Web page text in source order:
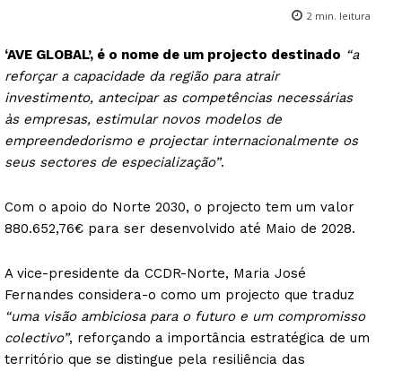
2 min. leitura
‘AVE GLOBAL’, é o nome de um projecto destinado “a
reforçar a capacidade da região para atrair
investimento, antecipar as competências necessárias
às empresas, estimular novos modelos de
empreendedorismo e projectar internacionalmente os
seus sectores de especialização”.
Com o apoio do Norte 2030, o projecto tem um valor
880.652,76€ para ser desenvolvido até Maio de 2028.
A vice-presidente da CCDR-Norte, Maria José
Fernandes considera-o como um projecto que traduz
“uma visão ambiciosa para o futuro e um compromisso
colectivo”, reforçando a importância estratégica de um
território que se distingue pela resiliência das